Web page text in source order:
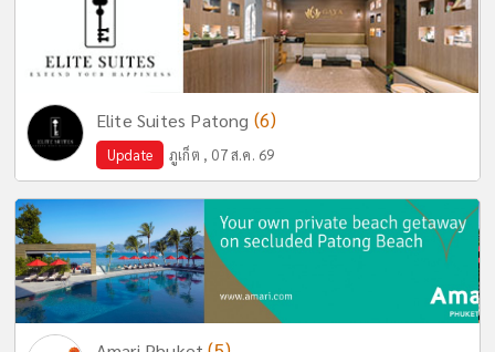
Elite Suites Patong (6)
Update ภูเก็ต , 07 ส.ค. 69